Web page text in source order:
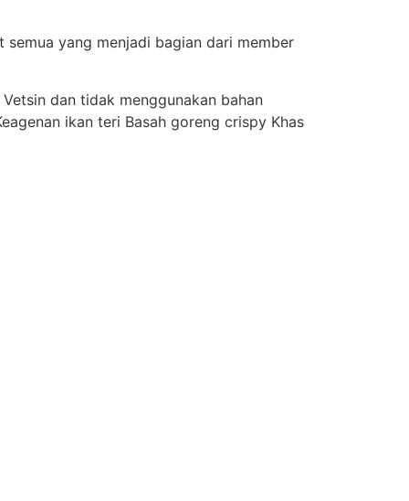
yang menjadi bagian dari member
dan tidak menggunakan bahan
ikan teri Basah goreng crispy Khas